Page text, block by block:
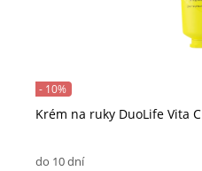
Krém na ruky DuoLife Vita C
- 10%
do 10 dní